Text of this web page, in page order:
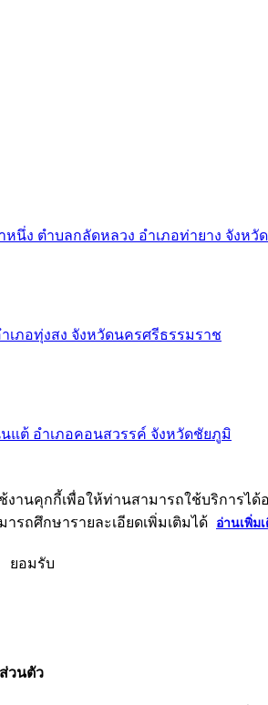
หนึ่ง ตำบลกลัดหลวง อำเภอท่ายาง จังห
เภอทุ่งสง จังหวัดนครศรีธรรมราช
แต้ อำเภอคอนสวรรค์ จังหวัดชัยภูมิ
งานคุกกี้เพื่อให้ท่านสามารถใช้บริการได้
รถศึกษารายละเอียดเพิ่มเติมได้
อ่านเพิ่ม
ยอมรับ
วนตัว